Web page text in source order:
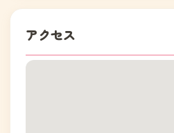
アクセス